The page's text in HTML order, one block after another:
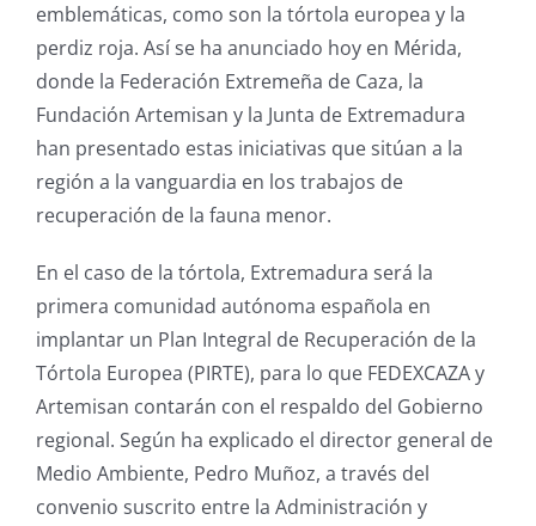
emblemáticas, como son la tórtola europea y la
perdiz roja. Así se ha anunciado hoy en Mérida,
donde la Federación Extremeña de Caza, la
Fundación Artemisan y la Junta de Extremadura
han presentado estas iniciativas que sitúan a la
región a la vanguardia en los trabajos de
recuperación de la fauna menor.
En el caso de la tórtola, Extremadura será la
primera comunidad autónoma española en
implantar un Plan Integral de Recuperación de la
Tórtola Europea (PIRTE), para lo que FEDEXCAZA y
Artemisan contarán con el respaldo del Gobierno
regional. Según ha explicado el director general de
Medio Ambiente, Pedro Muñoz, a través del
convenio suscrito entre la Administración y